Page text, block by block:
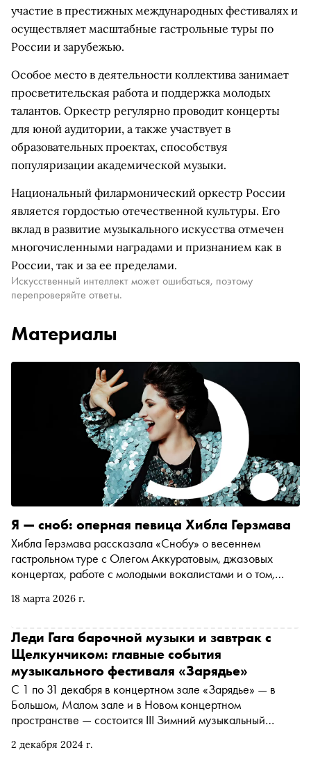
участие в престижных международных фестивалях и
осуществляет масштабные гастрольные туры по
России и зарубежью.
Особое место в деятельности коллектива занимает
просветительская работа и поддержка молодых
талантов. Оркестр регулярно проводит концерты
для юной аудитории, а также участвует в
образовательных проектах, способствуя
популяризации академической музыки.
Национальный филармонический оркестр России
является гордостью отечественной культуры. Его
вклад в развитие музыкального искусства отмечен
многочисленными наградами и признанием как в
России, так и за ее пределами.
Искусственный интеллект может ошибаться, поэтому
перепроверяйте ответы.
Материалы
18 марта 2026 г.
Я — сноб: оперная певица Хибла Герзмава
Хибла Герзмава рассказала «Снобу» о весеннем
гастрольном туре с Олегом Аккуратовым, джазовых
концертах, работе с молодыми вокалистами и о том,
выходить за пределы одного жанра
2 декабря 2024 г.
Леди Гага барочной музыки и завтрак с
Щелкунчиком: главные события
музыкального фестиваля «Зарядье»
С 1 по 31 декабря в концертном зале «Зарядье» — в
Большом, Малом зале и в Новом концертном
пространстве — состоится III Зимний музыкальный
концертном исполнении, симфоническая и камерная